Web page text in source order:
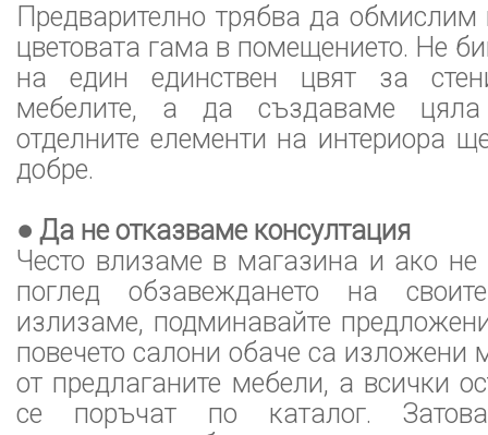
Предварително трябва да
цветовата гама в помещението. Не
на един единствен цвят за
мебелите, а да създаваме
отделните елементи на интериора
добре.
● Да не отказваме консултация
Често влизаме в магазина и ако не
поглед обзавеждането на
излизаме, подминавайте
повечето салони обаче са изложени
от предлаганите мебели, а всички
се поръчат по каталог.